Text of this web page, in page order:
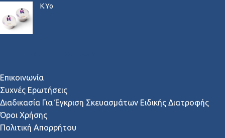
K.Yo
Επικοινωνία
Συχνές Ερωτήσεις
Διαδικασία Για Έγκριση Σκευασμάτων Ειδικής Διατροφής
Όροι Χρήσης
Πολιτική Απορρήτου